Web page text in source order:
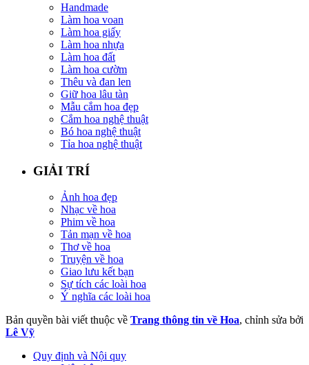
Handmade
Làm hoa voan
Làm hoa giấy
Làm hoa nhựa
Làm hoa đất
Làm hoa cườm
Thêu và đan len
Giữ hoa lâu tàn
Mẫu cắm hoa đẹp
Cắm hoa nghệ thuật
Bó hoa nghệ thuật
Tỉa hoa nghệ thuật
GIẢI TRÍ
Ảnh hoa đẹp
Nhạc về hoa
Phim về hoa
Tản mạn về hoa
Thơ về hoa
Truyện về hoa
Giao lưu kết bạn
Sự tích các loài hoa
Ý nghĩa các loài hoa
Bản quyền bài viết thuộc về Trang thông tin về Hoa, chỉnh sửa bởi
Lê Vỹ
Quy định và Nội quy